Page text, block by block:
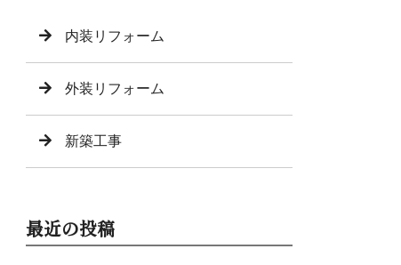
内装リフォーム
外装リフォーム
新築工事
最近の投稿